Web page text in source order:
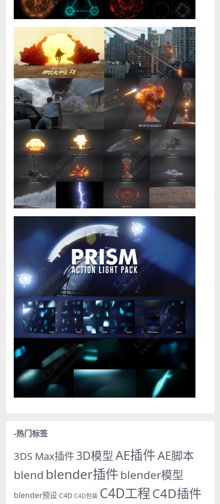
-热门标签
3DS Max插件3D模型AE插件AE脚本
blend blender插件 blender模型
blender预设 C4D C4D包装 C4D工程C4D插件